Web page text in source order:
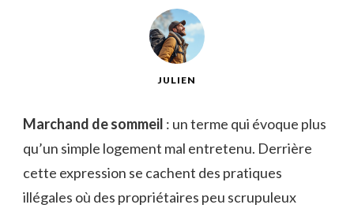
JULIEN
Marchand de sommeil : un terme qui évoque plus
qu’un simple logement mal entretenu. Derrière
cette expression se cachent des pratiques
illégales où des propriétaires peu scrupuleux